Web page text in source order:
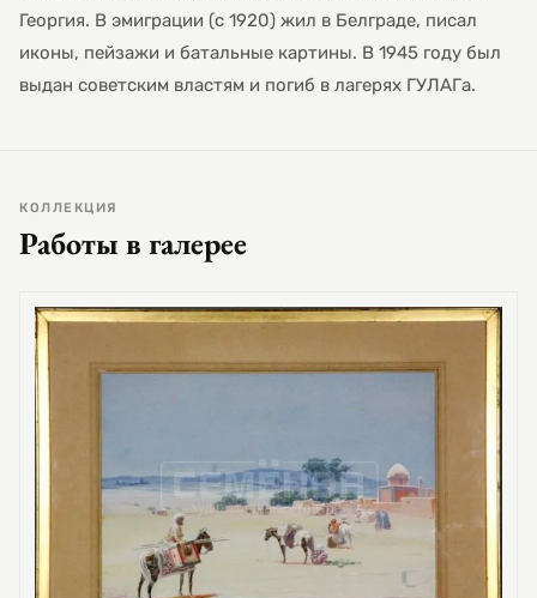
Георгия. В эмиграции (с 1920) жил в Белграде, писал
иконы, пейзажи и батальные картины. В 1945 году был
выдан советским властям и погиб в лагерях ГУЛАГа.
КОЛЛЕКЦИЯ
Работы в галерее